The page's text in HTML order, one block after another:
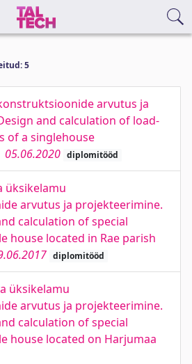
5
arvutus ja
and calculation of load-
of a singlehouse
05.06.2020 diplomitööd
üksikelamu
arvutus ja projekteerimine.
calculation of special
house located in Rae parish
diplomitööd
üksikelamu
arvutus ja projekteerimine.
calculation of special
house located on Harjumaa